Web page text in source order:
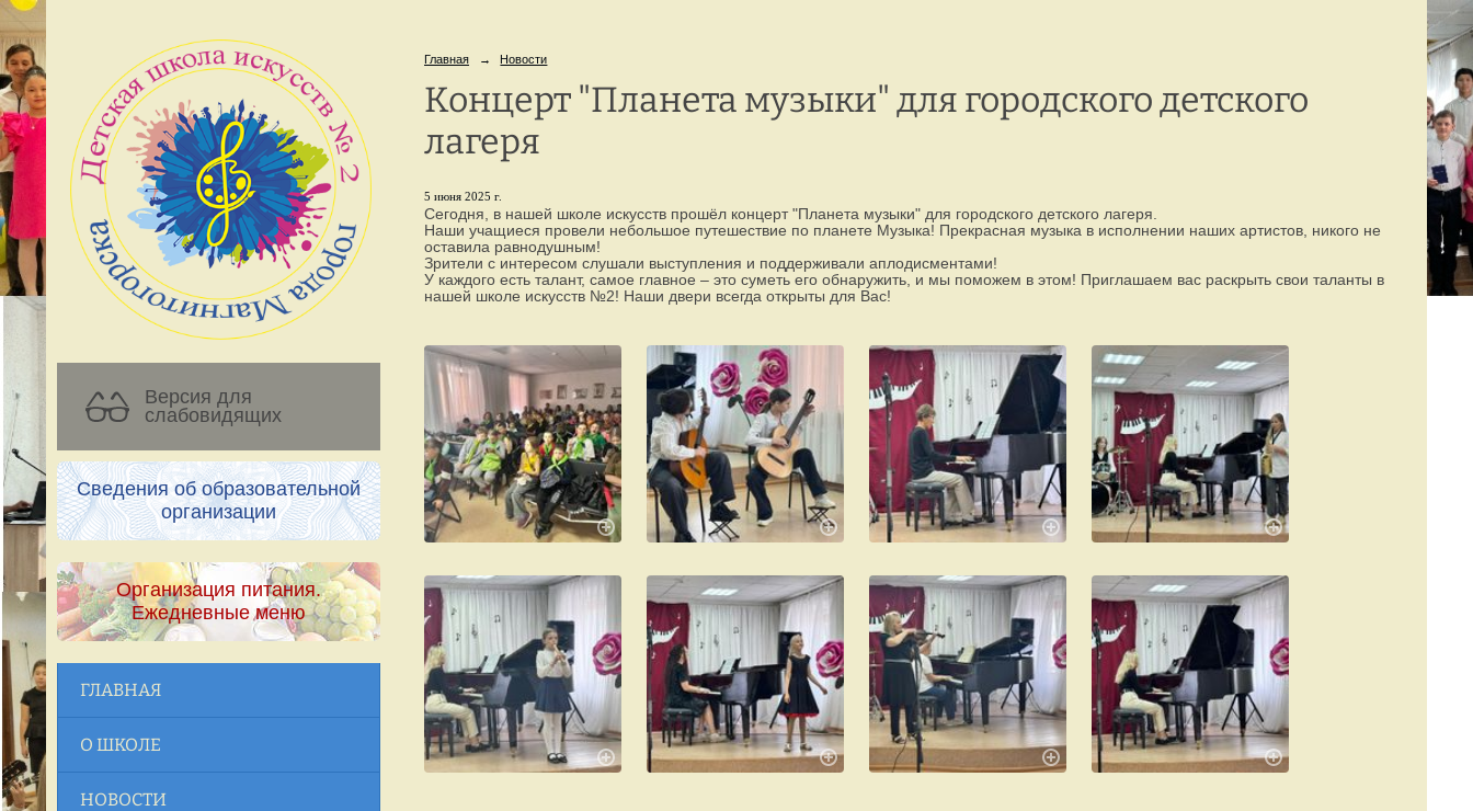
Версия для
слабовидящих
Сведения об образовательной
организации
Организация питания.
Ежедневные меню
ГЛАВНАЯ
О ШКОЛЕ
НОВОСТИ
Главная → Новости
Концерт "Планета музыки" для городского детского
лагеря
5 июня 2025 г.
Сегодня, в нашей школе искусств прошёл концерт "Планета музыки" для городского детского лагеря.
Наши учащиеся провели небольшое путешествие по планете Музыка! Прекрасная музыка в исполнении наших артистов, никого не
оставила равнодушным!
Зрители с интересом слушали выступления и поддерживали аплодисментами!
У каждого есть талант, самое главное – это суметь его обнаружить, и мы поможем в этом! Приглашаем вас раскрыть свои таланты в
нашей школе искусств №2! Наши двери всегда открыты для Вас!